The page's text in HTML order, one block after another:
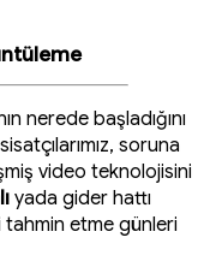
nerede başladığını
soruna
video teknolojisini
yada gider hattı
tahmin etme günleri